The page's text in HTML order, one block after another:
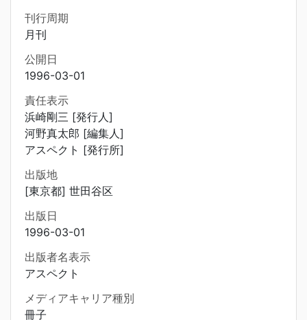
刊行周期
月刊
公開日
1996-03-01
責任表示
浜崎剛三 [発行人]
河野真太郎 [編集人]
アスペクト [発行所]
出版地
[東京都] 世田谷区
出版日
1996-03-01
出版者名表示
アスペクト
メディアキャリア種別
冊子